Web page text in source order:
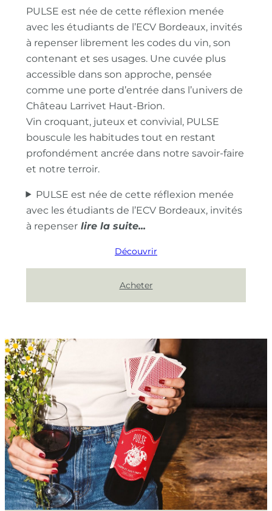
PULSE est née de cette réflexion menée
avec les étudiants de l’ECV Bordeaux, invités
à repenser librement les codes du vin, son
contenant et ses usages. Une cuvée plus
accessible dans son approche, pensée
comme une porte d’entrée dans l’univers de
Château Larrivet Haut-Brion.
Vin croquant, juteux et convivial, PULSE
bouscule les habitudes tout en restant
profondément ancrée dans notre savoir-faire
et notre terroir.
PULSE est née de cette réflexion menée
avec les étudiants de l’ECV Bordeaux, invités
à repenser
Découvrir
Acheter